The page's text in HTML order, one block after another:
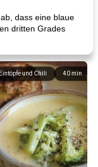
dass eine blaue
dritten Grades
40 min
und Chili